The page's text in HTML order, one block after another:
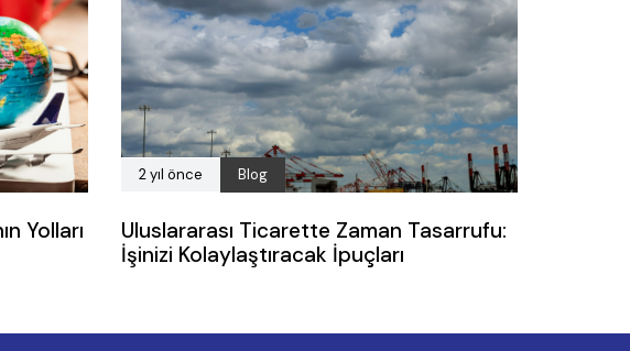
Yolları
2 yıl önce Blog
Uluslararası Ticarette Zaman Tasarrufu:
İşinizi Kolaylaştıracak İpuçları